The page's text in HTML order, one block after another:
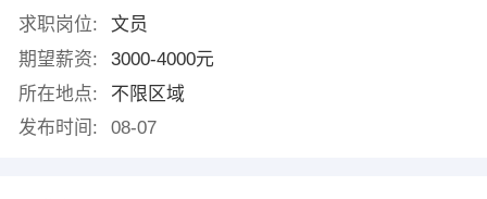
求职岗位:
文员
期望薪资:
3000-4000元
所在地点:
不限区域
发布时间:
08-07